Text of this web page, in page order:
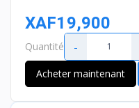
XAF19,900
Quantité -
Acheter maintenant